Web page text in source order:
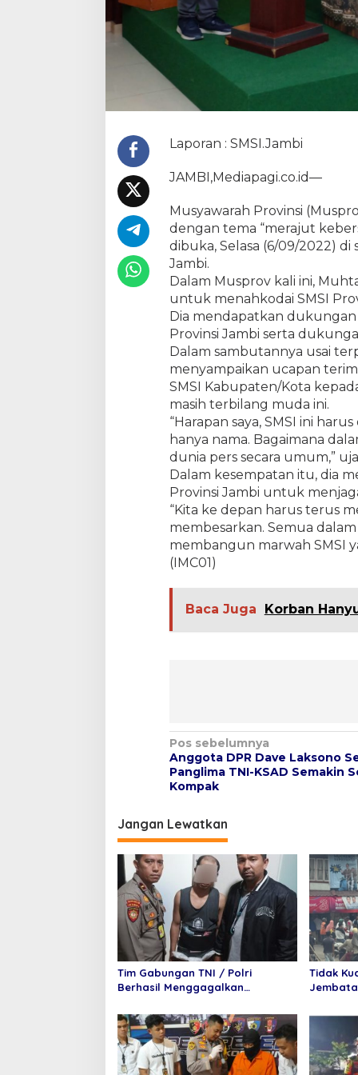
a
i
S
P
o
n
i
J
a
m
i
S
e
c
a
r
a
A
k
l
a
m
a
s
Laporan : SMSI.Jambi
JAMBI,Mediapagi.co.id—
Musyawarah Provinsi
dengan tema “merajut
dibuka, Selasa (6/09/2022)
Jambi.
Dalam Musprov kali ini,
untuk menahkodai SMSI
Dia mendapatkan
Provinsi Jambi serta
Dalam sambutannya usai
menyampaikan ucapan
SMSI Kabupaten/Kota
masih terbilang muda ini.
“Harapan saya, SMSI ini
hanya nama. Bagaimana
dunia pers secara umum,”
Dalam kesempatan itu, dia
Provinsi Jambi untuk
“Kita ke depan harus terus
membesarkan. Semua
membangun marwah SMSI
(IMC01)
Baca Juga Korban
N
a
v
i
g
i
p
o
s
Pos sebelumnya
Anggota DPR Dave Laksono
Panglima TNI-KSAD Semakin
Kompak
Jangan Lewatkan
Tim Gabungan TNI / Polri
Berhasil Menggagalkan
dan 6 Paket pil Ekstasi Di
Bandara Internasional
Minangkabau
Tidak
Purnama